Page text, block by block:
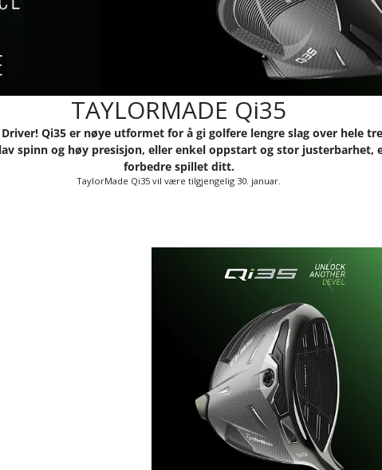
TAYLORMADE Qi35
Qi35 er nøye utformet for å gi golfere lengre slag over hele
spinn og høy presisjon, eller enkel oppstart og stor justerbarhet,
forbedre spillet ditt.
TaylorMade Qi35 vil være tilgjengelig 30. januar.